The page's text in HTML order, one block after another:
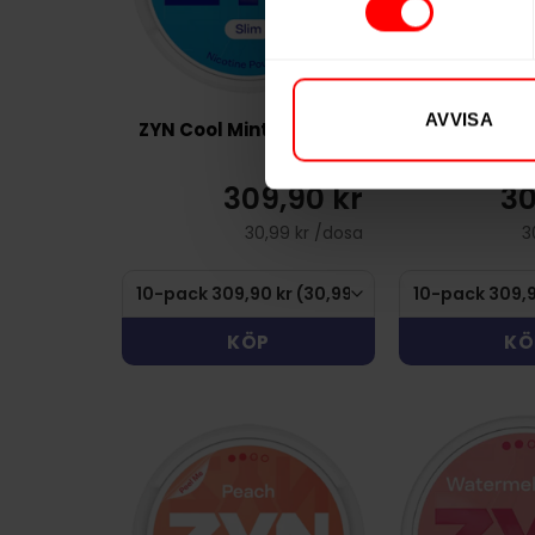
AVVISA
ZYN Cool Mint Mini 6mg
309,90 kr
30,99 kr /dosa
KÖP
ZYN Citrus